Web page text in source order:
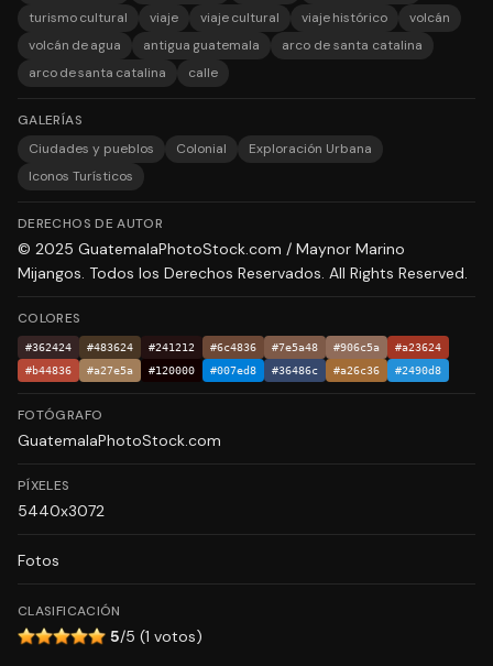
turismo cultural
viaje viaje cultural viaje histórico
volcán
volcán de agua
antigua guatemala
arco de santa catalina
arco de santa catalina
calle
GALERÍAS
Ciudades y pueblos
Colonial
Exploración Urbana
Iconos Turísticos
DERECHOS DE AUTOR
© 2025 GuatemalaPhotoStock.com / Maynor Marino
Mijangos. Todos los Derechos Reservados. All Rights Reserved.
COLORES
#362424 #483624 #241212 #6c4836 #7e5a48 #906c5a
#a23624
#b44836
#a27e5a #120000 #007ed8 #36486c #a26c36 #2490d8
FOTÓGRAFO
GuatemalaPhotoStock.com
PÍXELES
5440x3072
Fotos
CLASIFICACIÓN
5/5 (1 votos)